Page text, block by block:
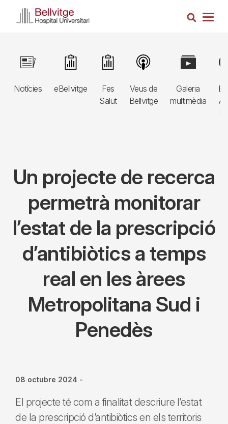
Cerca
Navegació
principal
3r
Notícies
Image
eBellvitge
Image
Fes
Salut
Image
Veus de
Bellvitge
Image
Galeria
multimèdia
Image
Un projecte de recerca
permetrà monitorar
l’estat de la prescripció
d’antibiòtics a temps
real en les àrees
Metropolitana Sud i
Penedès
08 octubre 2024 -
El projecte té com a finalitat descriure l’estat
de la prescripció d’antibiòtics en els territoris